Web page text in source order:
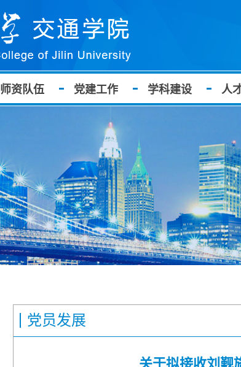
师资队伍 党建工作 学科建设 人
党员发展
关于拟接收刘觐